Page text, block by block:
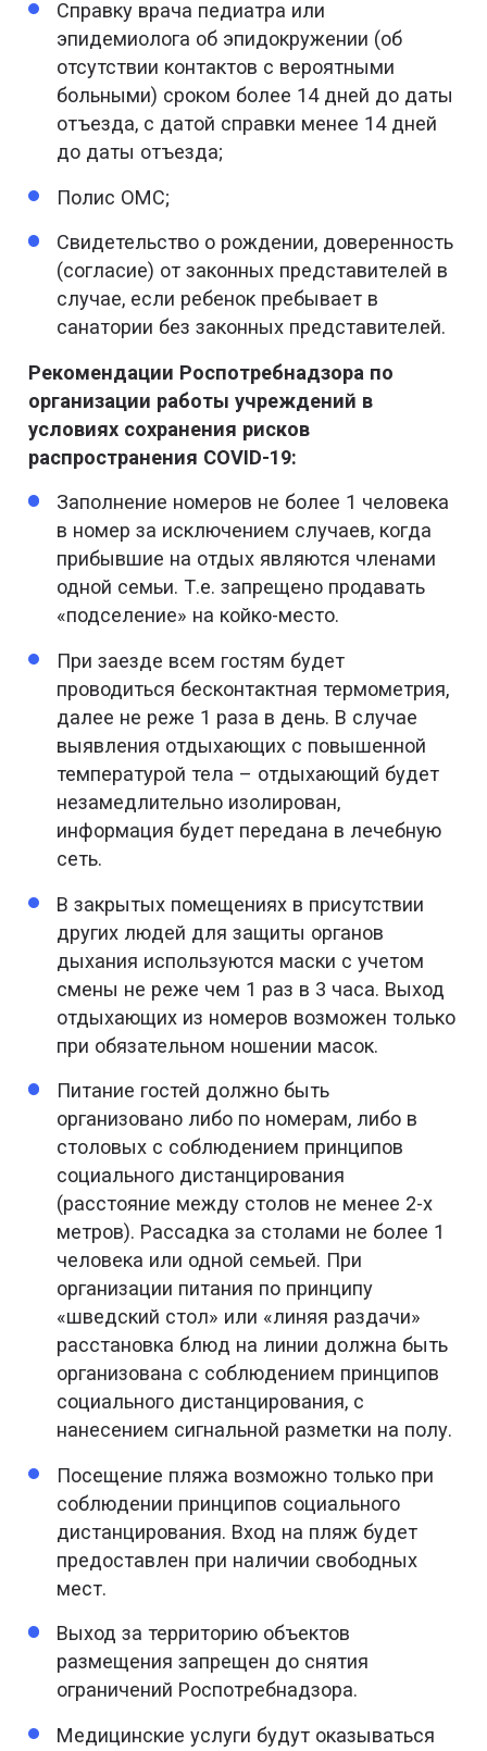
Справку врача педиатра или
эпидемиолога об эпидокружении (об
отсутствии контактов с вероятными
больными) сроком более 14 дней до даты
отъезда, с датой справки менее 14 дней
до даты отъезда;
Полис ОМС;
Свидетельство о рождении, доверенность
(согласие) от законных представителей в
случае, если ребенок пребывает в
санатории без законных представителей.
Рекомендации Роспотребнадзора по
организации работы учреждений в
условиях сохранения рисков
распространения COVID-19:
Заполнение номеров не более 1 человека
в номер за исключением случаев, когда
прибывшие на отдых являются членами
одной семьи. Т.е. запрещено продавать
«подселение» на койко-место.
При заезде всем гостям будет
проводиться бесконтактная термометрия,
далее не реже 1 раза в день. В случае
выявления отдыхающих с повышенной
температурой тела – отдыхающий будет
незамедлительно изолирован,
информация будет передана в лечебную
сеть.
В закрытых помещениях в присутствии
других людей для защиты органов
дыхания используются маски с учетом
смены не реже чем 1 раз в 3 часа. Выход
отдыхающих из номеров возможен только
при обязательном ношении масок.
Питание гостей должно быть
организовано либо по номерам, либо в
столовых с соблюдением принципов
социального дистанцирования
(расстояние между столов не менее 2-х
метров). Рассадка за столами не более 1
человека или одной семьей. При
организации питания по принципу
«шведский стол» или «линяя раздачи»
расстановка блюд на линии должна быть
организована с соблюдением принципов
социального дистанцирования, с
нанесением сигнальной разметки на полу.
Посещение пляжа возможно только при
соблюдении принципов социального
дистанцирования. Вход на пляж будет
предоставлен при наличии свободных
мест.
Выход за территорию объектов
размещения запрещен до снятия
ограничений Роспотребнадзора.
Медицинские услуги будут оказываться